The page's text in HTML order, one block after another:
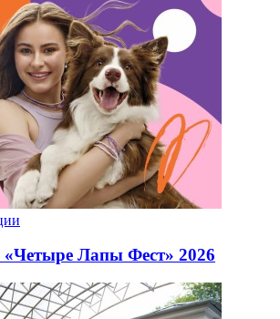
«Четыре Лапы Фест» 2026